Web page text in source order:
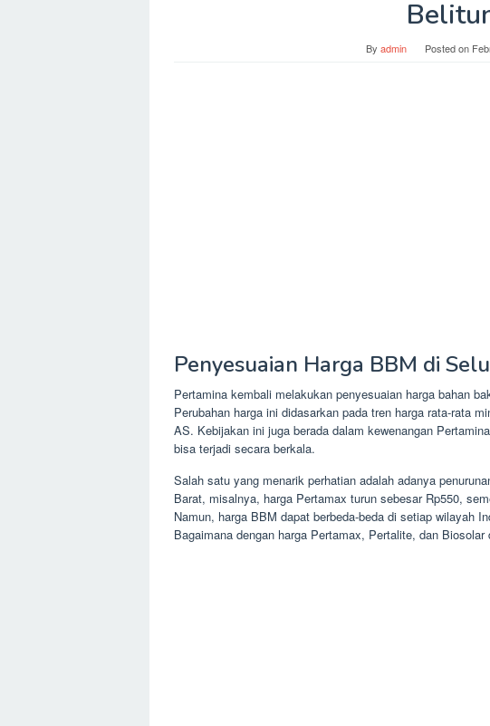
By admin Posted on
Penyesuaian Harga BBM di
Pertamina kembali melakukan penyesuaian harga bahan
Perubahan harga ini didasarkan pada tren harga rata-rata
AS. Kebijakan ini juga berada dalam kewenangan
bisa terjadi secara berkala.
Salah satu yang menarik perhatian adalah adanya
Barat, misalnya, harga Pertamax turun sebesar Rp550,
Namun, harga BBM dapat berbeda-beda di setiap wilayah
Bagaimana dengan harga Pertamax, Pertalite, dan